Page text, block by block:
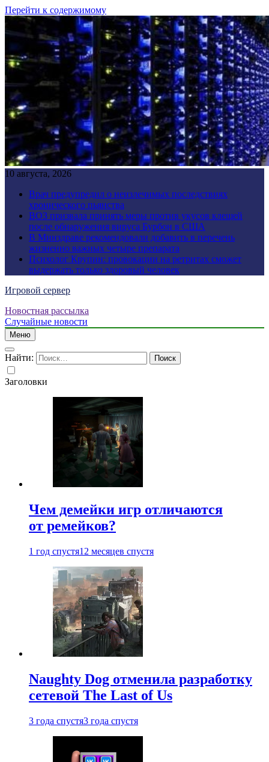
Перейти к содержимому
10 августа, 2026
Врач предупредил о неизлечимых последствиях
хронического пьянства
ВОЗ призвала принять меры против укусов клещей
после обнаружения вируса Бурбон в США
В Минздраве рекомендовали добавить в перечень
жизненно важных четыре препарата
Психолог Крупин: провокации на ретритах сможет
выдержать только здоровый человек
Игровой сервер
Новостная рассылка
Случайные новости
Меню
Найти:
Заголовки
Чем демейки игр отличаются
от ремейков?
1 год спустя12 месяцев спустя
Naughty Dog отменила разработку
сетевой The Last of Us
3 года спустя3 года спустя